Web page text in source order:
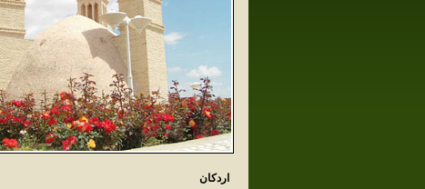
اردکان